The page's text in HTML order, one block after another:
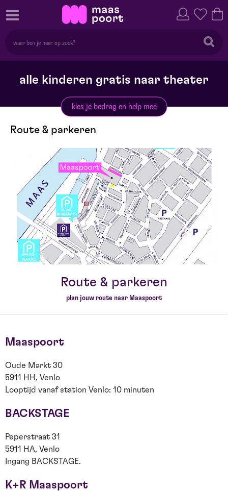
alle kinderen gratis naar theater
kies je bedrag en help mee
Route & parkeren
Route & parkeren
plan jouw route naar Maaspoort
Maaspoort
Oude Markt 30
5911 HH, Venlo
Looptijd vanaf station Venlo: 10 minuten
BACKSTAGE
Peperstraat 31
5911 HA, Venlo
Ingang BACKSTAGE.
K+R Maaspoort